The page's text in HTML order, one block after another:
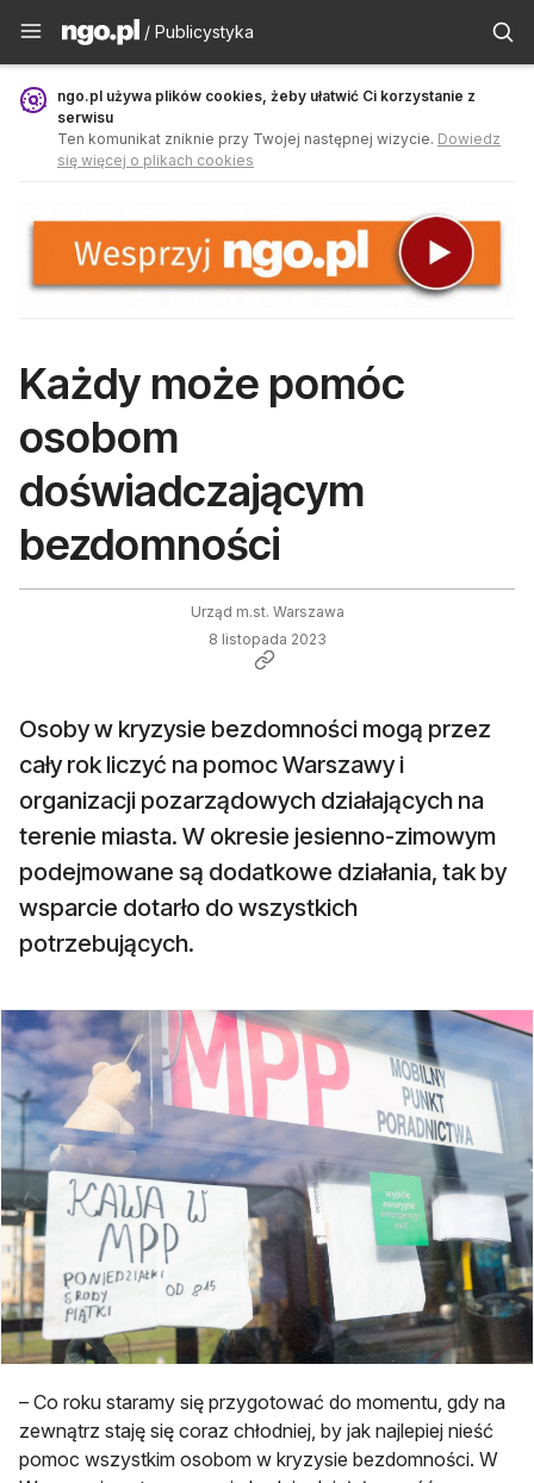
Publicystyka - ngo.pl
/ Publicystyka
ngo.pl używa plików cookies, żeby ułatwić Ci korzystanie z
serwisu
Ten komunikat zniknie przy Twojej następnej wizycie. Dowiedz
się więcej o plikach cookies
Każdy może pomóc
osobom
doświadczającym
bezdomności
Urząd m.st. Warszawa
8 listopada 2023
Osoby w kryzysie bezdomności mogą przez
cały rok liczyć na pomoc Warszawy i
organizacji pozarządowych działających na
terenie miasta. W okresie jesienno-zimowym
podejmowane są dodatkowe działania, tak by
wsparcie dotarło do wszystkich
potrzebujących.
– Co roku staramy się przygotować do momentu, gdy na
zewnątrz staję się coraz chłodniej, by jak najlepiej nieść
pomoc wszystkim osobom w kryzysie bezdomności. W